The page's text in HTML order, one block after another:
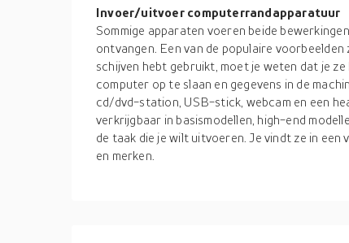
Invoer/uitvoer computerrandapparatuur
Sommige apparaten voeren beide
ontvangen. Een van de populaire
schijven hebt gebruikt, moet je weten dat je
computer op te slaan en gegevens in de
cd/dvd-station, USB-stick, webcam en een
verkrijgbaar in basismodellen, high-end
de taak die je wilt uitvoeren. Je vindt ze in
en merken.